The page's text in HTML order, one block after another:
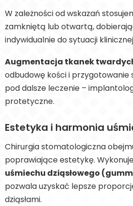
W zależności od wskazań
zamkniętą lub otwartą,
indywidualnie do sytuacji
Augmentacja tkanek
odbudowę kości i
pod dalsze leczenie –
protetyczne.
Estetyka i harmonia
Chirurgia stomatologiczna
poprawiające estetykę.
uśmiechu dziąsłowego
pozwala uzyskać lepsze
dziąsłami.